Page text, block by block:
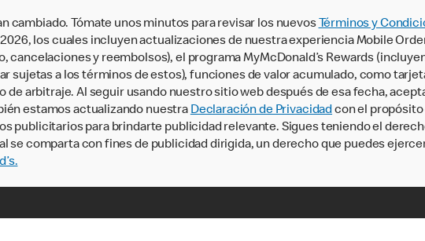
cambiado. Tómate unos minutos para revisar los nuevos Términos y
los cuales incluyen actualizaciones de nuestra experiencia Mobile
cancelaciones y reembolsos), el programa MyMcDonald’s Rewards
sujetas a los términos de estos), funciones de valor acumulado, como
de arbitraje. Al seguir usando nuestro sitio web después de esa fecha,
estamos actualizando nuestra Declaración de Privacidadcon el
publicitarios para brindarte publicidad relevante. Sigues teniendo el
se comparta con fines de publicidad dirigida, un derecho que puedes